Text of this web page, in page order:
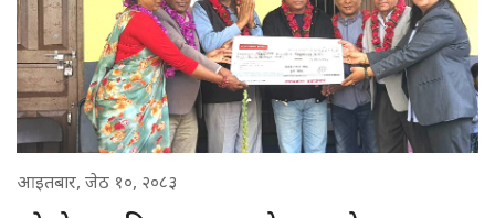
आइतबार, जेठ १०, २०८३